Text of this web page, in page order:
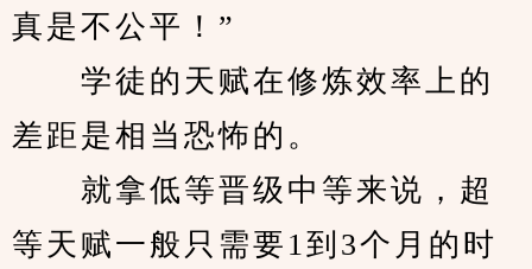
真是不公平！”
学徒的天赋在修炼效率上的
差距是相当恐怖的。
就拿低等晋级中等来说，超
等天赋一般只需要1到3个月的时